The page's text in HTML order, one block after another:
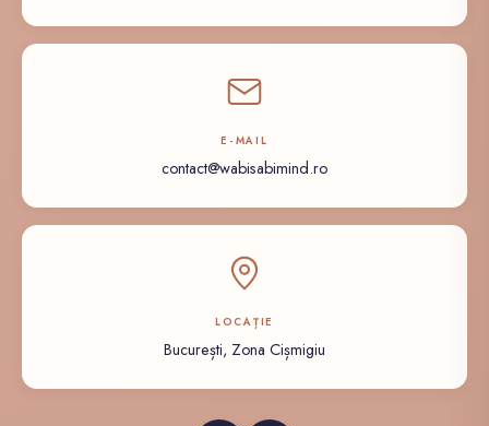
E-MAIL
contact@wabisabimind.ro
LOCAȚIE
București, Zona Cișmigiu